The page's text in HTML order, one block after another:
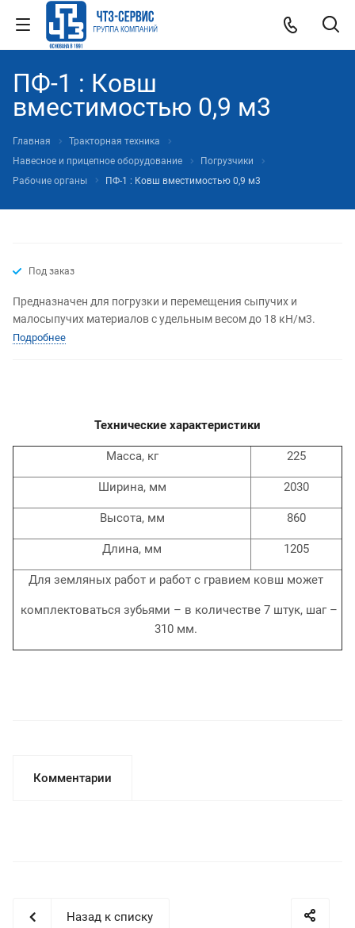
ПФ-1 : Ковш
вместимостью 0,9 м3
Главная
Тракторная техника
Навесное и прицепное оборудование
Погрузчики
Рабочие органы
ПФ-1 : Ковш вместимостью 0,9 м3
Под заказ
Предназначен для погрузки и перемещения сыпучих и
малосыпучих материалов с удельным весом до 18 кН/м3.
Подробнее
Технические характеристики
Масса, кг 225
Ширина, мм 2030
Высота, мм 860
Длина, мм 1205
Для земляных работ и работ с гравием ковш может
комплектоваться зубьями – в количестве 7 штук, шаг –
310 мм.
Комментарии
Назад к списку